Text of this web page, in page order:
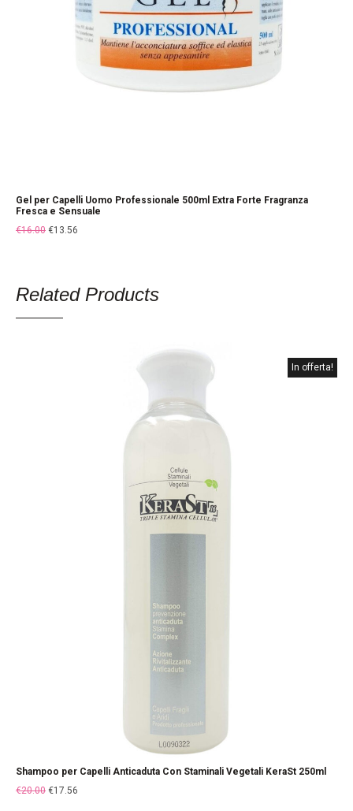
Gel per Capelli Uomo Professionale 500ml Extra Forte Fragranza
Fresca e Sensuale
€16.00 €13.56
Related Products
In offerta!
Shampoo per Capelli Anticaduta Con Staminali Vegetali KeraSt 250ml
€20.00 €17.56